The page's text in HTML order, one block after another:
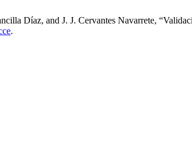
Díaz, and J. J. Cervantes Navarrete,
.